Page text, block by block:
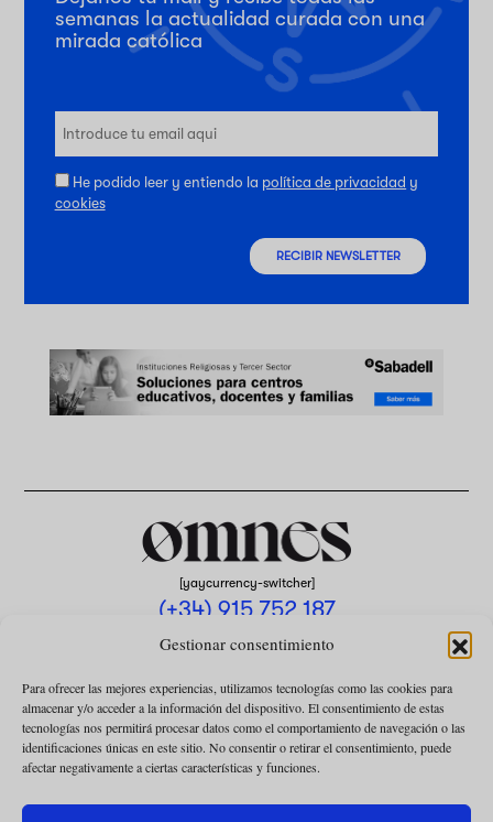
Gestionar consentimiento
Para ofrecer las mejores experiencias, utilizamos tecnologías como las cookies para
almacenar y/o acceder a la información del dispositivo. El consentimiento de estas
tecnologías nos permitirá procesar datos como el comportamiento de navegación o las
identificaciones únicas en este sitio. No consentir o retirar el consentimiento, puede
afectar negativamente a ciertas características y funciones.
semanas la actualidad curada con una
mirada católica
He podido leer y entiendo la política de privacidad y
cookies
RECIBIR NEWSLETTER
[yaycurrency-switcher]
(+34) 915 752 187
omnes@omnesmag.com